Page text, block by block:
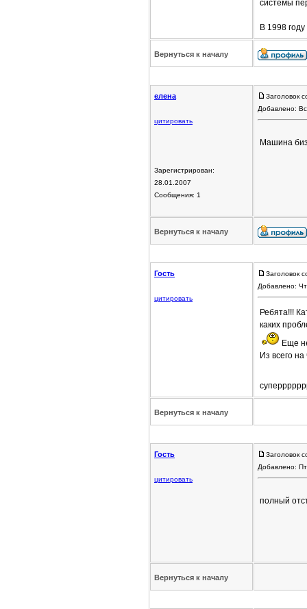
системы
В 1998
Вернуться к началу
елена
цитировать
Зарегистрирован:
28.01.2007
Сообщения: 1
Заголовок
Добавлено:
Машина
Вернуться к началу
Гость
цитировать
Заголовок
Добавлено:
Ребята!!!
каких
Еще
Из всего
Вернуться к началу
Гость
цитировать
Заголовок
Добавлено:
полный
Вернуться к началу